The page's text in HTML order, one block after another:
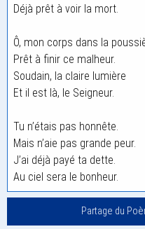
Déjà prêt à voir la mort.
Ô, mon corps dans la
Prêt à finir ce malheur.
Soudain, la claire lumière
Et il est là, le Seigneur.
Tu n’étais pas honnête.
Mais n’aie pas grande peur.
J’ai déjà payé ta dette.
Au ciel sera le bonheur.
Partage du